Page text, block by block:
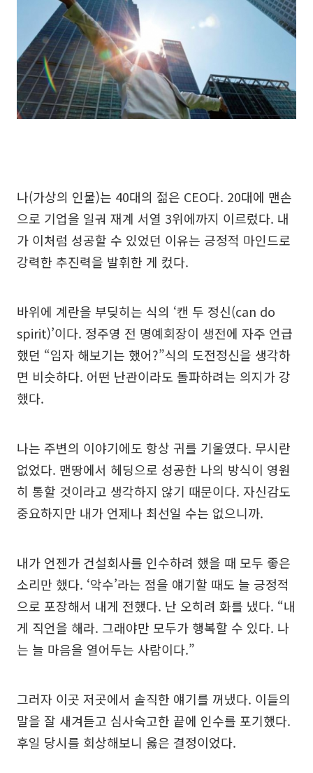
나(가상의 인물)는 40대의 젊은 CEO다. 20대에 맨손
으로 기업을 일궈 재계 서열 3위에까지 이르렀다. 내
가 이처럼 성공할 수 있었던 이유는 긍정적 마인드로
강력한 추진력을 발휘한 게 컸다.
바위에 계란을 부딪히는 식의 ‘캔 두 정신(can do
spirit)’이다. 정주영 전 명예회장이 생전에 자주 언급
했던 “임자 해보기는 했어?”식의 도전정신을 생각하
면 비슷하다. 어떤 난관이라도 돌파하려는 의지가 강
했다.
나는 주변의 이야기에도 항상 귀를 기울였다. 무시란
없었다. 맨땅에서 헤딩으로 성공한 나의 방식이 영원
히 통할 것이라고 생각하지 않기 때문이다. 자신감도
중요하지만 내가 언제나 최선일 수는 없으니까.
내가 언젠가 건설회사를 인수하려 했을 때 모두 좋은
소리만 했다. ‘악수’라는 점을 얘기할 때도 늘 긍정적
으로 포장해서 내게 전했다. 난 오히려 화를 냈다. “내
게 직언을 해라. 그래야만 모두가 행복할 수 있다. 나
는 늘 마음을 열어두는 사람이다.”
그러자 이곳 저곳에서 솔직한 얘기를 꺼냈다. 이들의
말을 잘 새겨듣고 심사숙고한 끝에 인수를 포기했다.
후일 당시를 회상해보니 옳은 결정이었다.